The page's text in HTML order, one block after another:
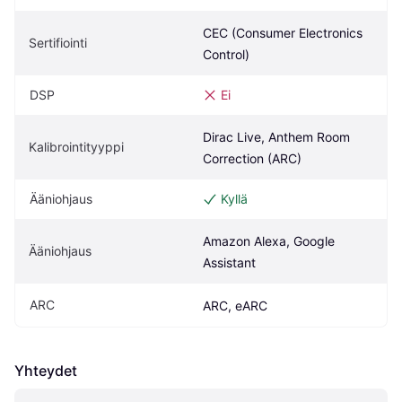
Sertifiointi
CEC (Consumer Electronics
Control)
DSP Ei
Kalibrointityyppi
Dirac Live, Anthem Room
Correction (ARC)
Ääniohjaus Kyllä
Ääniohjaus
Amazon Alexa, Google
Assistant
ARC ARC, eARC
Yhteydet